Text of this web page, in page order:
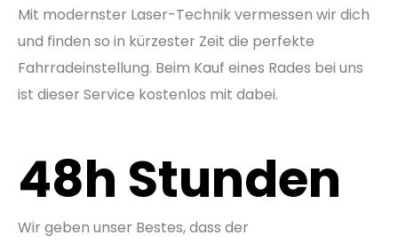
Mit modernster Laser-Technik vermessen wir dich
und finden so in kürzester Zeit die perfekte
Fahrradeinstellung. Beim Kauf eines Rades bei uns
ist dieser Service kostenlos mit dabei.
48h Stunden
Wir geben unser Bestes, dass der